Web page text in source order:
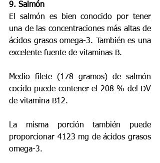
9. Salmón
El salmón es bien conocido por tener
una de las concentraciones más altas de
ácidos grasos omega-3. También es una
excelente fuente de vitaminas B.
Medio filete (178 gramos) de salmón
cocido puede contener el 208 % del DV
de vitamina B12.
La misma porción también puede
proporcionar 4123 mg de ácidos grasos
omega-3.